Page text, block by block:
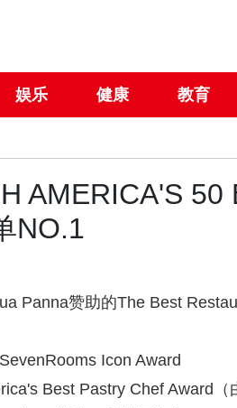
娱乐 健康 教育
AMERICA'S 50
NO.1
Panna赞助的The Best
Icon Award
Best Pastry Chef Award（